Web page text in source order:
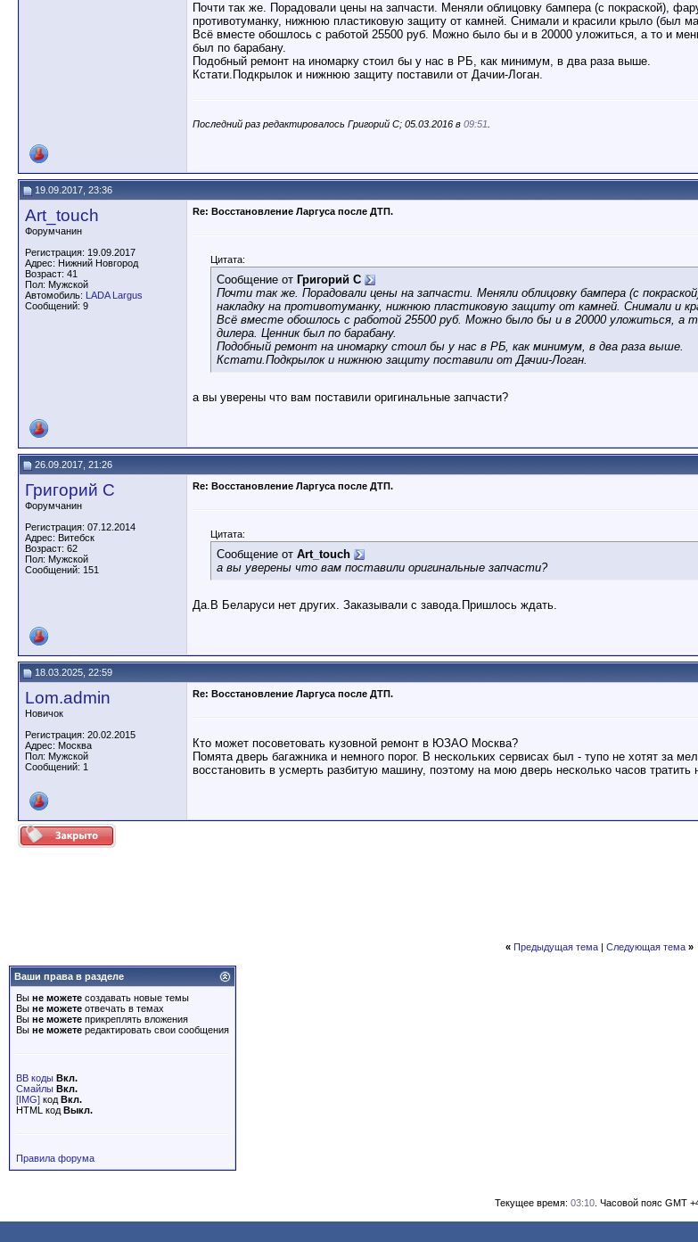
Почти так же. Порадовали цены на запчасти. Меняли облицовку бампера (с покраской),
противотуманку, нижнюю пластиковую защиту от камней. Снимали и красили крыло (был
Всё вместе обошлось с работой 25500 руб. Можно было бы и в 20000 уложиться, а то и
был по барабану.
Подобный ремонт на иномарку стоил бы у нас в РБ, как минимум, в два раза выше.
Кстати.Подкрылок и нижнюю защиту поставили от Дачии-Логан.
Последний раз редактировалось Григорий С; 05.03.2016 в 09:51
19.09.2017, 23:36
Art_touch
Форумчанин
Регистрация: 19.09.2017
Адрес: Нижний Новгород
Возраст: 41
Пол: Мужской
Автомобиль: LADA Largus
Сообщений: 9
Re: Восстановление Ларгуса после ДТП.
Цитата:
Сообщение от Григорий С
Почти так же. Порадовали цены на запчасти. Меняли облицовку бампера (с
накладку на противотуманку, нижнюю пластиковую защиту от камней. Снимали и
Всё вместе обошлось с работой 25500 руб. Можно было бы и в 20000 уложиться, а
дилера. Ценник был по барабану.
Подобный ремонт на иномарку стоил бы у нас в РБ, как минимум, в два раза выше.
Кстати.Подкрылок и нижнюю защиту поставили от Дачии-Логан.
а вы уверены что вам поставили оригинальные запчасти?
26.09.2017, 21:26
Григорий С
Форумчанин
Регистрация: 07.12.2014
Адрес: Витебск
Возраст: 62
Пол: Мужской
Сообщений: 151
Re: Восстановление Ларгуса после ДТП.
Цитата:
Сообщение от Art_touch
а вы уверены что вам поставили оригинальные запчасти?
Да.В Беларуси нет других. Заказывали с завода.Пришлось ждать.
18.03.2025, 22:59
Lom.admin
Новичок
Регистрация: 20.02.2015
Адрес: Москва
Пол: Мужской
Сообщений: 1
Re: Восстановление Ларгуса после ДТП.
Кто может посоветовать кузовной ремонт в ЮЗАО Москва?
Помята дверь багажника и немного порог. В нескольких сервисах был - тупо не хотят за
восстановить в усмерть разбитую машину, поэтому на мою дверь несколько часов тратить
« Предыдущая тема| Следующая тема »
Ваши права в разделе
Вы не можете создавать новые темы
Вы не можете отвечать в темах
Вы не можете прикреплять вложения
Вы не можете редактировать свои сообщения
BB коды Вкл.
Смайлы Вкл.
[IMG] код Вкл.
HTML код Выкл.
Правила форума
Текущее время: 03:10 . Часовой пояс GMT